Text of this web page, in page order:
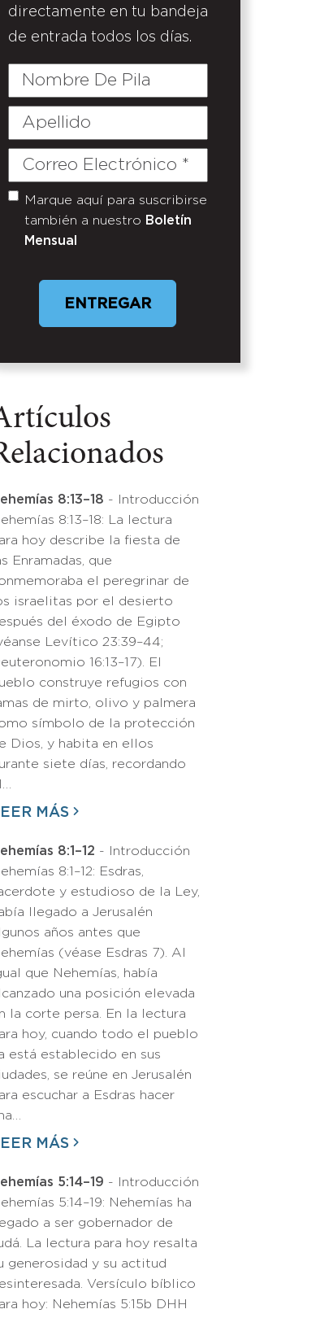
directamente en tu bandeja
de entrada todos los días.
Nombre
Pila
Apellido
Correo
Untitled
Marque aquí para suscribirse
también a nuestro Boletín
Mensual
8:13–18 - Introducción
8:13–18: La lectura
hoy describe la fiesta de
Enramadas, que
el peregrinar de
israelitas por el desierto
del éxodo de Egipto
Levítico 23:39–44;
16:13–17). El
construye refugios con
de mirto, olivo y palmera
símbolo de la protección
Dios, y habita en ellos
siete días, recordando
MÁS
8:1–12 - Introducción
8:1–12: Esdras,
y estudioso de la Ley,
llegado a Jerusalén
años antes que
(véase Esdras 7). Al
que Nehemías, había
una posición elevada
la corte persa. En la lectura
hoy, cuando todo el pueblo
está establecido en sus
se reúne en Jerusalén
escuchar a Esdras hacer
MÁS
5:14–19 - Introducción
5:14–19: Nehemías ha
a ser gobernador de
La lectura para hoy resalta
generosidad y su actitud
Versículo bíblico
hoy: Nehemías 5:15b DHH